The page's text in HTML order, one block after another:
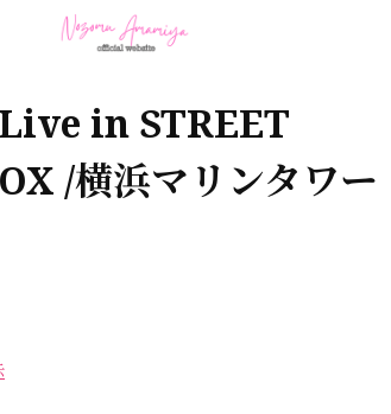
in STREET
/横浜マリンタワー